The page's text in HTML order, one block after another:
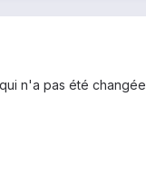
n'a pas été